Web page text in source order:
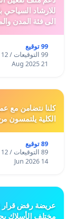
للارشاد السياحي
الى فئة المدن
99 توقيع
99 التوقيعات / 12 أشهر
21 Aug 2025
كلنا نتضامن مع
الكلية يلتمسون
89 توقيع
89 التوقيعات / 12 أشهر
14 Jun 2026
عريضة رفض قرار
مختلف الأسلاك